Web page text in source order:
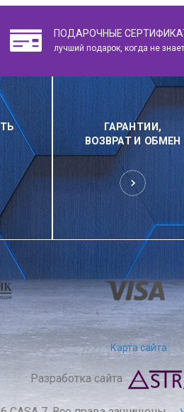
ПОДАРОЧНЫЕ
лучший подарок, когда не
ГАРАНТИИ,
ВОЗВРАТ И ОБМЕН
Карта сайта
Разработка сайта